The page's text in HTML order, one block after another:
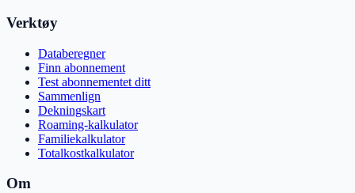
Verktøy
Databeregner
Finn abonnement
Test abonnementet ditt
Sammenlign
Dekningskart
Roaming-kalkulator
Familiekalkulator
Totalkostkalkulator
Om